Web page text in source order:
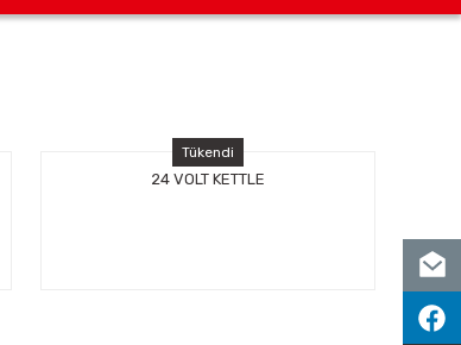
Tükendi
24 VOLT KETTLE